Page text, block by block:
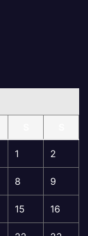
1 2
8 9
15 16